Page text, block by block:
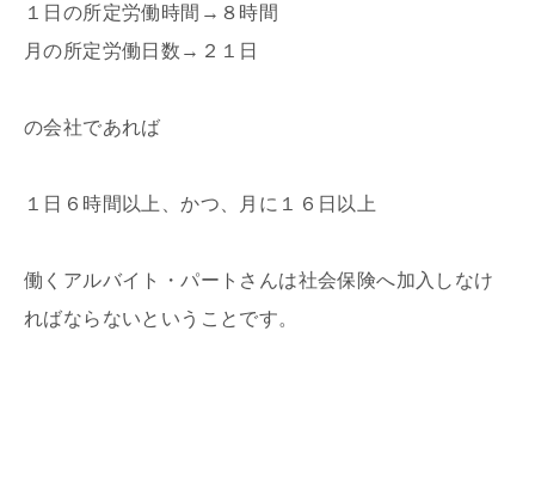
１日の所定労働時間→８時間
月の所定労働日数→２１日
の会社であれば
１日６時間以上、かつ、月に１６日以上
働くアルバイト・パートさんは社会保険へ加入しなけ
ればならないということです。